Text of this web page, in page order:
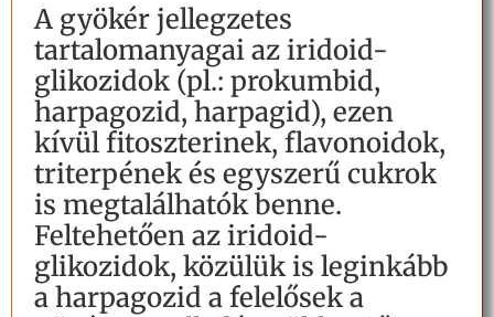
A gyökér jellegzetes
tartalomanyagai az iridoid-
glikozidok (pl.: prokumbid,
harpagozid, harpagid), ezen
kívül fitoszterinek, flavonoidok,
triterpének és egyszerű cukrok
is megtalálhatók benne.
Feltehetően az iridoid-
glikozidok, közülük is leginkább
a harpagozid a felelősek a